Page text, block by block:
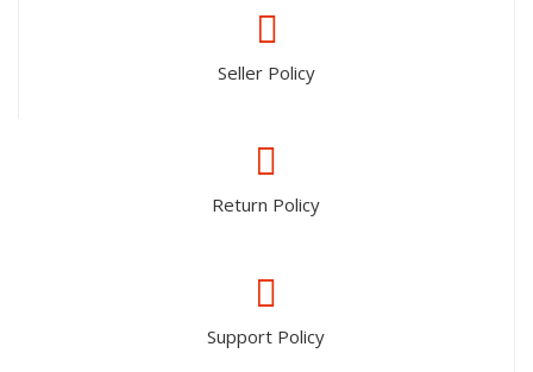
Seller Policy
Return Policy
Support Policy